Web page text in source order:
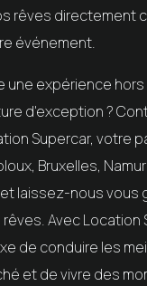
rêves directement
événement.
une expérience
d'exception ?
Supercar, votre
Bruxelles,
laissez-nous vous
Avec Location
de conduire les
et de vivre des